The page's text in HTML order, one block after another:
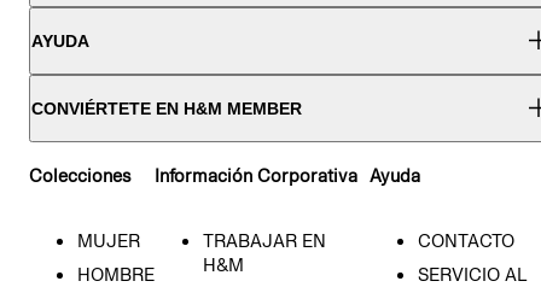
AYUDA
CONVIÉRTETE EN H&M MEMBER
Colecciones
MUJER
HOMBRE
Información Corporativa
TRABAJAR EN
H&M
Ayuda
CONTACTO
SERVICIO AL